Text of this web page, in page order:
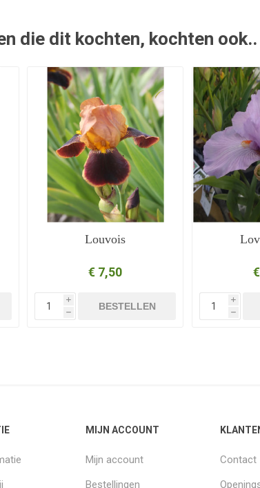
die dit kochten, kochten ook..
Louvois
€ 7,50
i
h
BESTELLEN
i
h
MIJN ACCOUNT
Mijn account
Bestellingen
Contact